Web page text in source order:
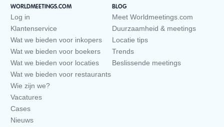
WORLDMEETINGS.COM
Log in
Klantenservice
Wat we bieden voor inkopers
Wat we bieden voor boekers
Wat we bieden voor locaties
Wat we bieden voor restaurants
Wie zijn we?
Vacatures
Cases
Nieuws
BLOG
Meet Worldmeetings.com
Duurzaamheid & meetings
Locatie tips
Trends
Beslissende meetings